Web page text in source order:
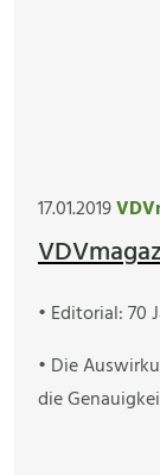
17.01.2019
• Editorial: 70
• Die
die